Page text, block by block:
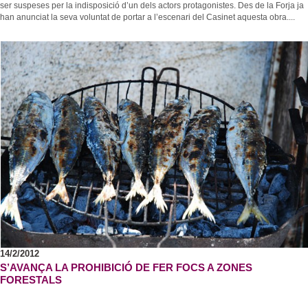
ser suspeses per la indisposició d’un dels actors protagonistes. Des de la Forja ja
han anunciat la seva voluntat de portar a l’escenari del Casinet aquesta obra....
14/2/2012
S’AVANÇA LA PROHIBICIÓ DE FER FOCS A ZONES
FORESTALS